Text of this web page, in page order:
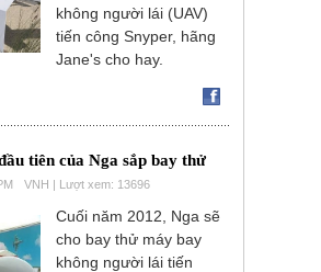
không người lái (UAV)
tiến công Snyper, hãng
Jane's cho hay.
tiên của Nga sắp bay thử
VNH | Lượt xem: 13696
Cuối năm 2012, Nga sẽ
cho bay thử máy bay
không người lái tiến